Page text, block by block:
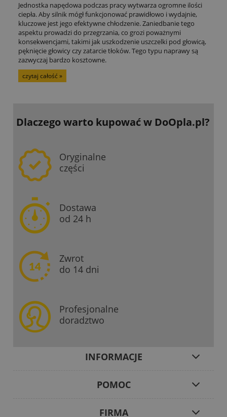
Jednostka napędowa podczas pracy wytwarza ogromne ilości
ciepła. Aby silnik mógł funkcjonować prawidłowo i wydajnie,
kluczowe jest jego efektywne chłodzenie. Zaniedbanie tego
aspektu prowadzi do przegrzania, co grozi poważnymi
konsekwencjami, takimi jak uszkodzenie uszczelki pod głowicą,
pęknięcie głowicy czy zatarcie tłoków. Tego typu naprawy są
zazwyczaj bardzo kosztowne.
czytaj całość »
Dlaczego warto kupowaćw DoOpla.pl?
Oryginalne
części
Dostawa
od 24 h
Zwrot
do 14 dni
Profesjonalne
doradztwo
INFORMACJE
POMOC
FIRMA